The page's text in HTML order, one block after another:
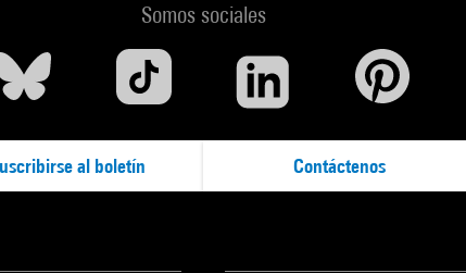
Somos sociales
al boletín Contáctenos